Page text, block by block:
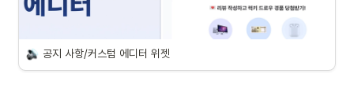
공지 사항/커스텀 에디터 위젯